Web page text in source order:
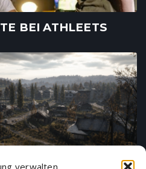
verwalten
BEI ATHLEETS